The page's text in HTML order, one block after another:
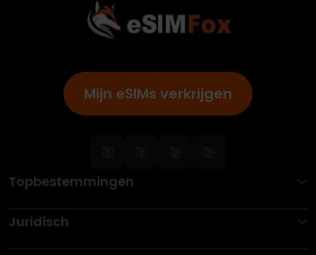
Mijn eSIMs verkrijgen
Topbestemmingen
Juridisch